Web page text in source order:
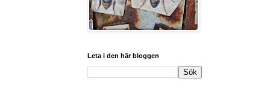
Leta i den här bloggen